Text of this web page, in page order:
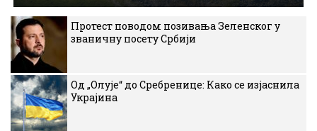
Протест поводом позивања Зеленског у
званичну посету Србији
Од „Олује“ до Сребренице: Како се изјаснила
Украјина